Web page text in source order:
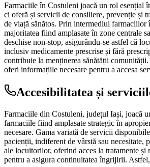
Farmaciile în Costuleni joacă un rol esențial
ci oferă și servicii de consiliere, prevenție și
de viață sănătos. Prin intermediul
majoritatea fiind amplasate în zone centrale
deschise non-stop, asigurându-se astfel că
inclusiv medicamente prescrise și fără
contribuie la menținerea sănătății
oferi informațiile necesare pentru a accesa
Accesibilitatea și
Farmaciile din Costuleni, județul Iași, joacă
farmaciile fiind amplasate strategic în
necesare. Gama variată de servicii
pacienții, indiferent de vârstă sau
ale locuitorilor, oferind acces la tratamente
pentru a asigura continuitatea îngrijirii.